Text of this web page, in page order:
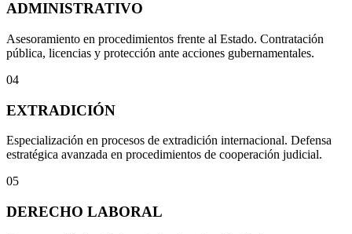
ADMINISTRATIVO
Asesoramiento en procedimientos frente al Estado. Contratación
pública, licencias y protección ante acciones gubernamentales.
04
EXTRADICIÓN
Especialización en procesos de extradición internacional. Defensa
estratégica avanzada en procedimientos de cooperación judicial.
05
DERECHO LABORAL